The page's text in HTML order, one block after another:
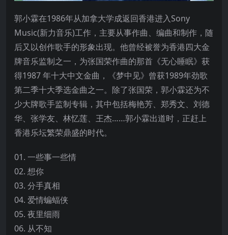
郭小霖在1986年从加拿大学成返回香港进入Sony
Music(新力音乐)工作，主要从事作曲、编曲和制作，随
后又以创作歌手的形象出现。他曾经被誉为香港四大金
牌音乐监制之一，为张国荣作曲的那首《无心睡眠》获
得1987 年十大中文金曲，《梦中见》曾获1989年劲歌
第二季十大季选金曲之一。除了张国荣，郭小霖还为不
少大牌歌手监制专辑，其中包括梅艳芳、郑秀文、刘德
华、张学友、林忆莲、王杰……郭小霖出道时，正赶上
香港乐坛繁荣鼎盛的时代。
01. 一些事一些情
02. 想你
03. 分手真相
04. 爱情蝙蝠侠
05. 夜里细雨
06. 从不知